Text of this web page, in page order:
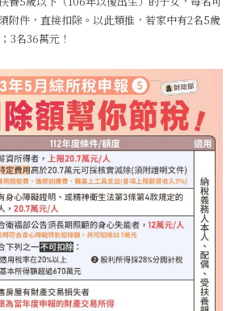
附件，直接扣除。以此類推，若家中有2名5歲
3名36萬元！